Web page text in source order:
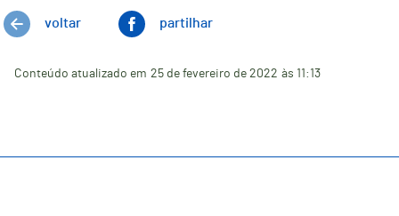
voltar partilhar
Conteúdo atualizado em 25 de fevereiro de 2022 às 11:13